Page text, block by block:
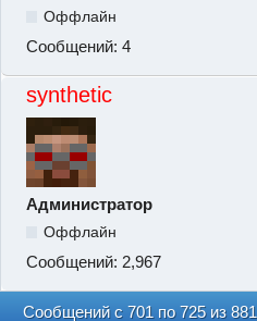
Оффлайн
Сообщений: 4
synthetic
Администратор
Оффлайн
Сообщений: 2,967
Сообщений с 701 по 725 из 881